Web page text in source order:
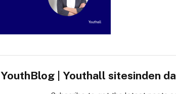
YouthBlog | Youthall sitesinden